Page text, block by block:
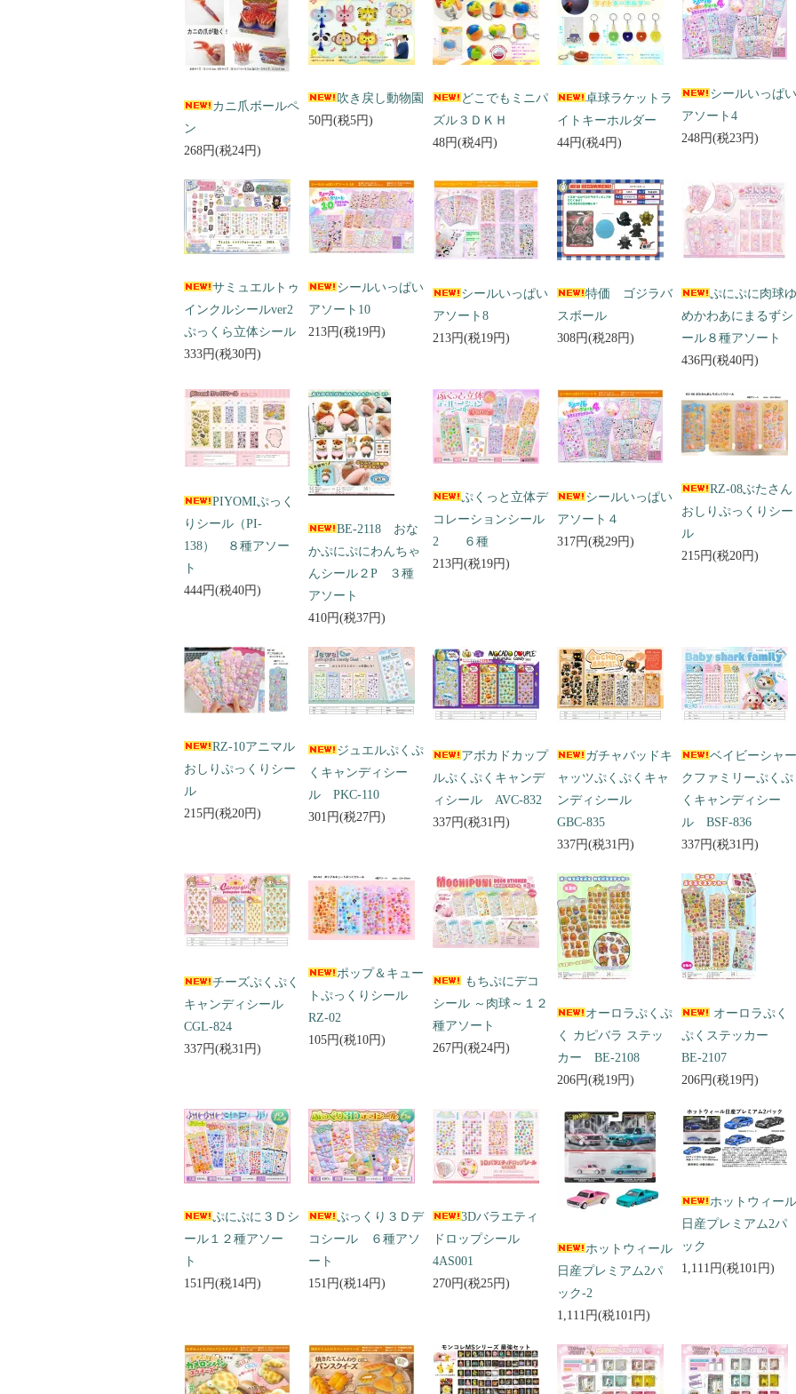
カニ爪ボールペ
ン
268円(税24円)
吹き戻し動物園
50円(税5円)
どこでもミニパ
ズル３ＤＫＨ
48円(税4円)
卓球ラケットラ
イトキーホルダー
44円(税4円)
シールいっぱい
アソート4
248円(税23円)
サミュエルトゥ
インクルシールver2
ぷっくら立体シール
333円(税30円)
シールいっぱい
アソート10
213円(税19円)
シールいっぱい
アソート8
213円(税19円)
特価 ゴジラバ
スボール
308円(税28円)
ぷにぷに肉球ゆ
めかわあにまるずシ
ール８種アソート
436円(税40円)
PIYOMIぷっく
りシール（PI-
138） ８種アソー
ト
444円(税40円)
BE-2118 おな
かぷにぷにわんちゃ
んシール２P ３種
アソート
410円(税37円)
ぷくっと立体デ
コレーションシール
2 ６種
213円(税19円)
シールいっぱい
アソート４
317円(税29円)
RZ-08ぶたさん
おしりぷっくりシー
ル
215円(税20円)
RZ-10アニマル
おしりぷっくりシー
ル
215円(税20円)
ジュエルぷくぷ
くキャンディシー
ル PKC-110
301円(税27円)
アボカドカップ
ルぷくぷくキャンデ
ィシール AVC-832
337円(税31円)
ガチャバッドキ
ャッツぷくぷくキャ
ンディシール
GBC-835
337円(税31円)
ベイビーシャー
クファミリーぷくぷ
くキャンディシー
ル BSF-836
337円(税31円)
チーズぷくぷく
キャンディシール
CGL-824
337円(税31円)
ポップ＆キュー
トぷっくりシール
RZ-02
105円(税10円)
もちぷにデコ
シール ～肉球～１２
種アソート
267円(税24円)
オーロラぷくぷ
く カピバラ ステッ
カー BE-2108
206円(税19円)
オーロラぷく
ぷくステッカー
BE-2107
206円(税19円)
ぷにぷに３Ｄシ
ール１２種アソー
ト
151円(税14円)
ぷっくり３Ｄデ
コシール ６種アソ
ート
151円(税14円)
3Dバラエティ
ドロップシール
4AS001
270円(税25円)
ホットウィール
日産プレミアム2パ
ック-2
1,111円(税101円)
ホットウィール
日産プレミアム2パ
ック
1,111円(税101円)